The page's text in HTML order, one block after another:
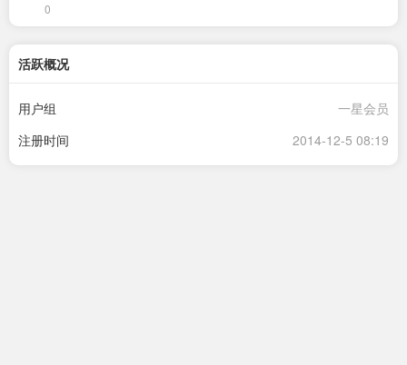
0
活跃概况
用户组
一星会员
注册时间
2014-12-5 08:19